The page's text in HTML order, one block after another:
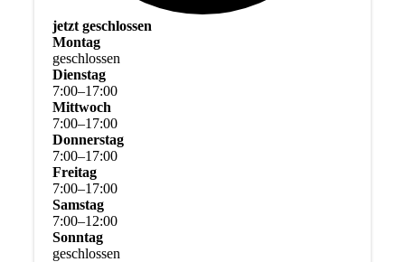
jetzt geschlossen
Montag
geschlossen
Dienstag
7:00–17:00
Mittwoch
7:00–17:00
Donnerstag
7:00–17:00
Freitag
7:00–17:00
Samstag
7:00–12:00
Sonntag
geschlossen